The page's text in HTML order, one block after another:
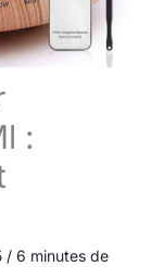
:
/ 6 minutes de